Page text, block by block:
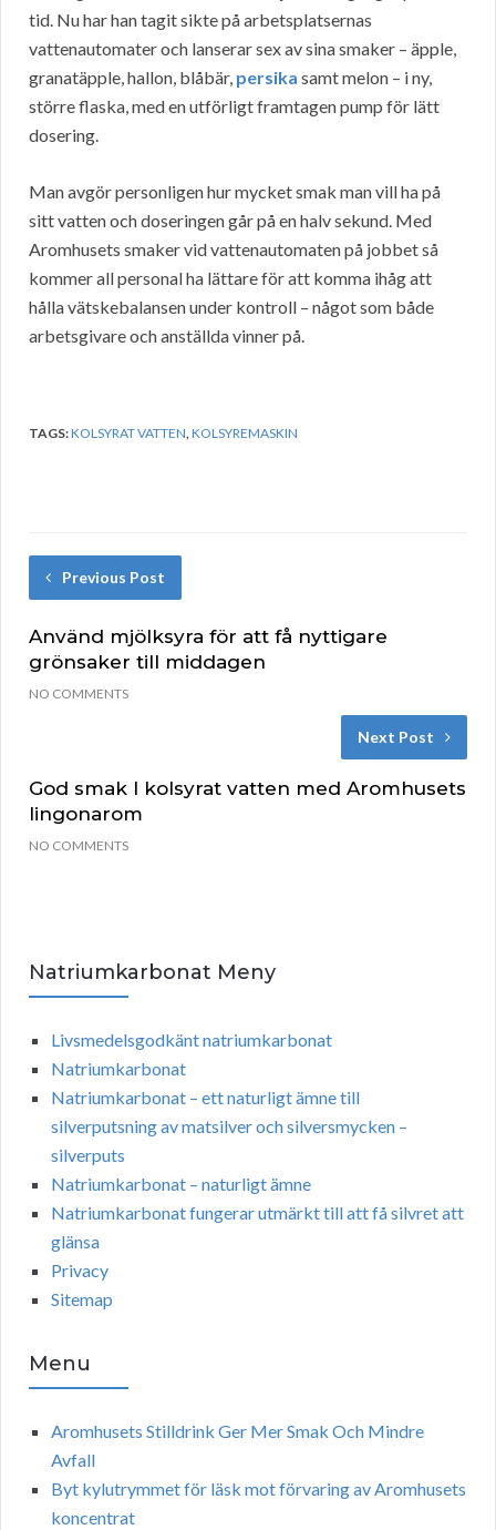
tid. Nu har han tagit sikte på arbetsplatsernas
vattenautomater och lanserar sex av sina smaker – äpple,
granatäpple, hallon, blåbär, persika samt melon – i ny,
större flaska, med en utförligt framtagen pump för lätt
dosering.
Man avgör personligen hur mycket smak man vill ha på
sitt vatten och doseringen går på en halv sekund. Med
Aromhusets smaker vid vattenautomaten på jobbet så
kommer all personal ha lättare för att komma ihåg att
hålla vätskebalansen under kontroll – något som både
arbetsgivare och anställda vinner på.
TAGS:KOLSYRAT VATTEN,KOLSYREMASKIN
Previous Post
Använd mjölksyra för att få nyttigare
grönsaker till middagen
NO COMMENTS
Next Post
God smak I kolsyrat vatten med Aromhusets
lingonarom
NO COMMENTS
Natriumkarbonat Meny
Livsmedelsgodkänt natriumkarbonat
Natriumkarbonat
Natriumkarbonat – ett naturligt ämne till
silverputsning av matsilver och silversmycken –
silverputs
Natriumkarbonat – naturligt ämne
Natriumkarbonat fungerar utmärkt till att få silvret att
glänsa
Privacy
Sitemap
Menu
Aromhusets Stilldrink Ger Mer Smak Och Mindre
Avfall
Byt kylutrymmet för läsk mot förvaring av Aromhusets
koncentrat